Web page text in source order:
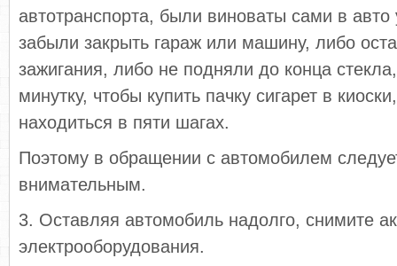
автотранспорта, были виноваты сами в
забыли закрыть гараж или машину, либо
зажигания, либо не подняли до конца
минутку, чтобы купить пачку сигарет в
находиться в пяти шагах.
Поэтому в обращении с автомобилем
внимательным.
3. Оставляя автомобиль надолго, снимите
электрооборудования.